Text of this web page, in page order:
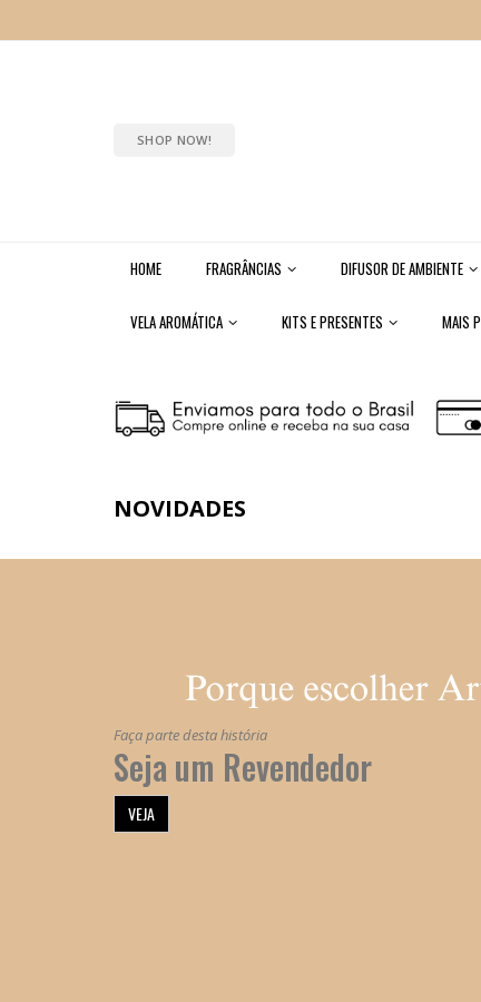
SHOP NOW!
HOME FRAGRÂNCIAS DIFUSOR DE AMBIENTE
VELA AROMÁTICA KITS E PRESENTES MAIS
NOVIDADES
Faça parte desta história
Seja um Revendedor
VEJA